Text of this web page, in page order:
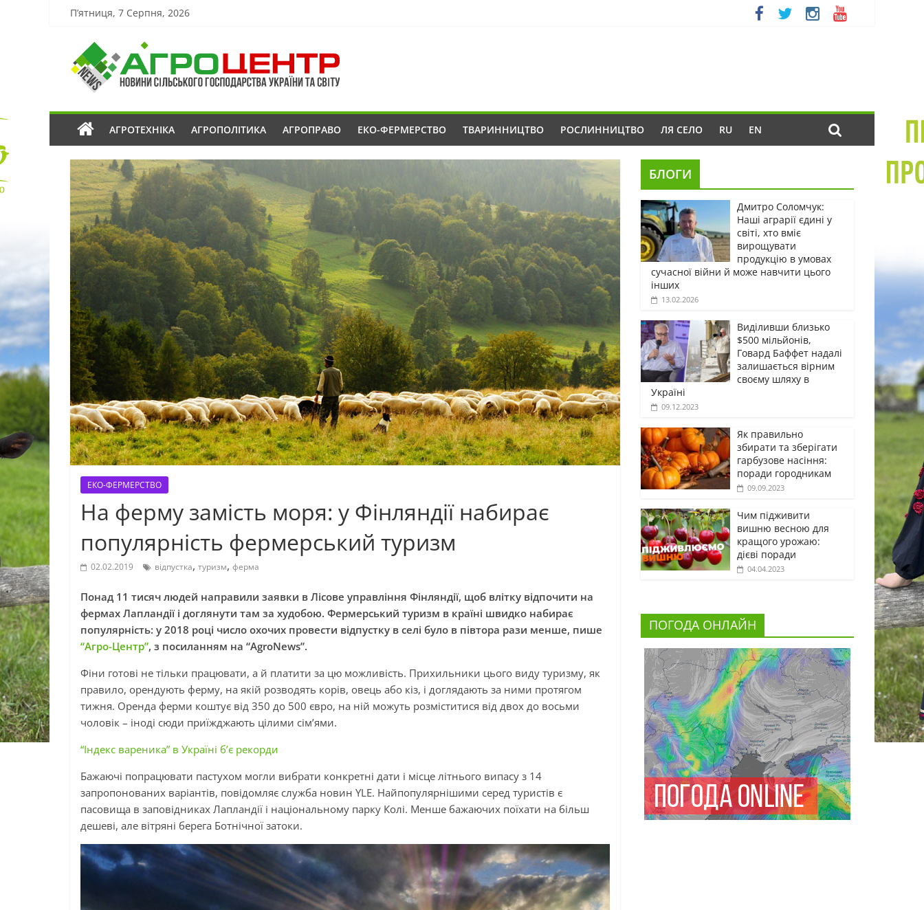
П’ятниця, 7 Серпня, 2026
АГРОТЕХНІКА АГРОПОЛІТИКА АГРОПРАВО ЕКО-ФЕРМЕРСТВО ТВАРИННИЦТВО РОСЛИННИЦТВО ЛЯ СЕЛО RU EN
ЕКО-ФЕРМЕРСТВО
На ферму замість моря: у Фінляндії набирає
популярність фермерський туризм
02.02.2019 відпустка, туризм, ферма
Понад 11 тисяч людей направили заявки в Лісове управління Фінляндії, щоб влітку відпочити на
фермах Лапландії і доглянути там за худобою. Фермерський туризм в країні швидко набирає
популярність: у 2018 році число охочих провести відпустку в селі було в півтора рази менше, пише
“Агро-Центр”, з посиланням на “AgroNews”.
Фіни готові не тільки працювати, а й платити за цю можливість. Прихильники цього виду туризму, як
правило, орендують ферму, на якій розводять корів, овець або кіз, і доглядають за ними протягом
тижня. Оренда ферми коштує від 350 до 500 євро, на ній можуть розміститися від двох до восьми
чоловік – іноді сюди приїжджають цілими сім’ями.
“Індекс вареника” в Україні б’є рекорди
Бажаючі попрацювати пастухом могли вибрати конкретні дати і місце літнього випасу з 14
запропонованих варіантів, повідомляє служба новин YLE. Найпопулярнішими серед туристів є
пасовища в заповідниках Лапландії і національному парку Колі. Менше бажаючих поїхати на більш
дешеві, але вітряні берега Ботнічної затоки.
БЛОГИ
Дмитро Соломчук:
Наші аграрії єдині у
світі, хто вміє
вирощувати
продукцію в умовах
сучасної війни й може навчити цього
інших
13.02.2026
Виділивши близько
$500 мільйонів,
Говард Баффет надалі
залишається вірним
своєму шляху в
Україні
09.12.2023
Як правильно
збирати та зберігати
гарбузове насіння:
поради городникам
09.09.2023
Чим підживити
вишню весною для
кращого урожаю:
дієві поради
04.04.2023
ПОГОДА ОНЛАЙН